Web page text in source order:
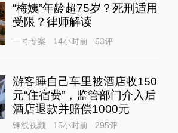
“梅姨”年龄超75岁？死刑适用
受限？律师解读
一号专案 14小时前 53评
游客睡自己车里被酒店收150
元“住宿费”，监管部门介入后
酒店退款并赔偿1000元
锋线视频 15小时前 295评